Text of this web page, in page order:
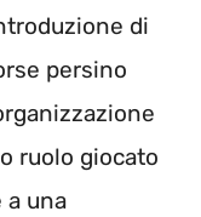
di
persino
ruolo giocato
a una